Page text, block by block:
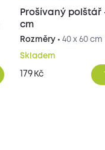
Prošívaný polštář
cm
Rozměry •40 x 60 cm
Skladem
179 Kč